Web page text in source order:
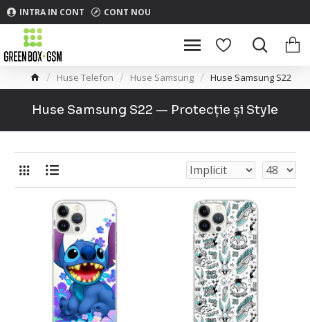
INTRA IN CONT CONT NOU
Huse Telefon Huse Samsung Huse Samsung S22
Huse Samsung S22 — Protecție și Style